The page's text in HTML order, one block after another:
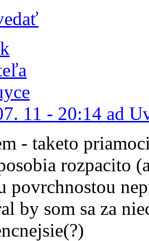
11 - 20:14 ad
- taketo
rozpacito
povrchnostou
by som sa za